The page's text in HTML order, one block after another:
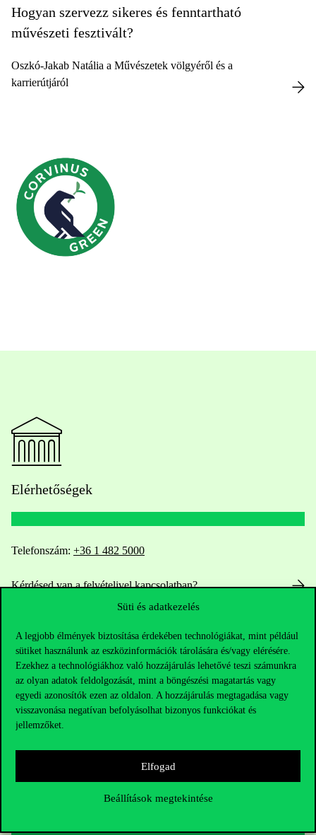
Süti és adatkezelés
A legjobb élmények biztosítása érdekében technológiákat, mint például
sütiket használunk az eszközinformációk tárolására és/vagy elérésére.
Ezekhez a technológiákhoz való hozzájárulás lehetővé teszi számunkra
az olyan adatok feldolgozását, mint a böngészési magatartás vagy
egyedi azonosítók ezen az oldalon. A hozzájárulás megtagadása vagy
visszavonása negatívan befolyásolhat bizonyos funkciókat és
jellemzőket.
Elfogad
Beállítások megtekintése
Hogyan szervezz sikeres és fenntartható
művészeti fesztivált?
Oszkó-Jakab Natália a Művészetek völgyéről és a
karrierútjáról
Elérhetőségek
Telefonszám: +36 1 482 5000
Kérdésed van a felvételivel kapcsolatban?
HUB jelenlegi hallgatóinknak
Sajtó:press@uni-corvinus.hu